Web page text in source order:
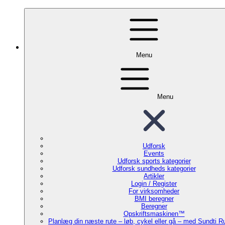
Menu
Menu
Udforsk
Events
Udforsk sports kategorier
Udforsk sundheds kategorier
Artikler
Login / Register
For virksomheder
BMI beregner
Beregner
Opskriftsmaskinen™
Planlæg din næste rute – løb, cykel eller gå – med Sundti